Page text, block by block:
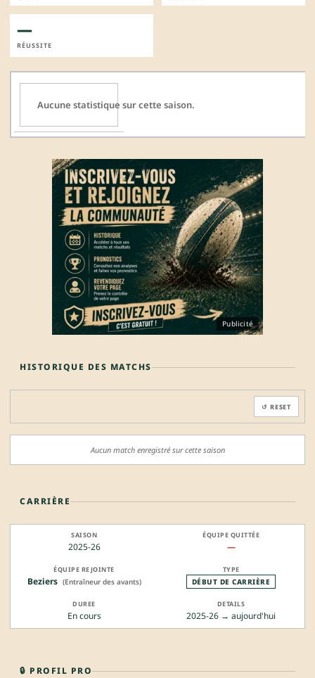
—
RÉUSSITE
Aucune statistique sur cette saison.
Publicité
HISTORIQUE DES MATCHS
↺ RESET
Aucun match enregistré sur cette saison
CARRIÈRE
2025-26 —
Beziers (Entraîneur des avants) DÉBUT DE CARRIÈRE
En cours 2025-26 → aujourd'hui
🔒 PROFIL PRO